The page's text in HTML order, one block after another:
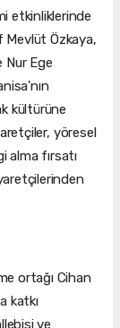
etkinliklerinde
Özkaya,
Nur Ege
kültürüne
yöresel
alma fırsatı
ortağı Cihan
katkı
ve